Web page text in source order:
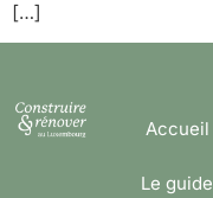
[…]
Accueil
Le guide